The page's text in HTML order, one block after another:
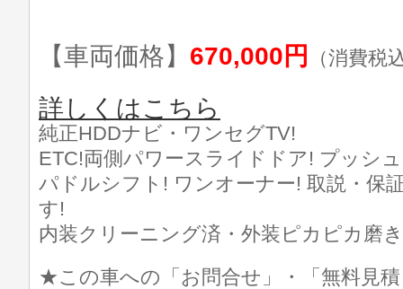
【車両価格】 670,000円 （消費税
詳しくはこちら
純正HDDナビ・ワンセグTV!
ETC!両側パワースライドドア! プッシ
パドルシフト! ワンオーナー! 取説・保
す!
内装クリーニング済・外装ピカピカ磨
★この車への「お問合せ」・「無料見